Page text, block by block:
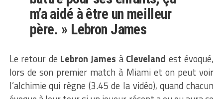
m’a aidé à être un meilleur
père. » Lebron James
Le retour de Lebron James à Cleveland est évoqué,
lors de son premier match à Miami et on peut voir
l’alchimie qui règne (3.45 de la vidéo), quand chacun